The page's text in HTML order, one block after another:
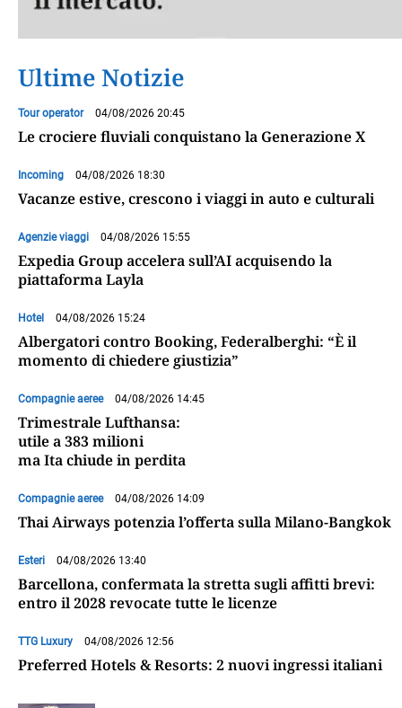
Ultime Notizie
Tour operator 04/08/2026 20:45
Le crociere fluviali conquistano la Generazione X
Incoming 04/08/2026 18:30
Vacanze estive, crescono i viaggi in auto e culturali
Agenzie viaggi 04/08/2026 15:55
Expedia Group accelera sull’AI acquisendo la
piattaforma Layla
Hotel 04/08/2026 15:24
Albergatori contro Booking, Federalberghi: “È il
momento di chiedere giustizia”
Compagnie aeree 04/08/2026 14:45
Trimestrale Lufthansa:
utile a 383 milioni
ma Ita chiude in perdita
Compagnie aeree 04/08/2026 14:09
Thai Airways potenzia l’offerta sulla Milano-Bangkok
Esteri 04/08/2026 13:40
Barcellona, confermata la stretta sugli affitti brevi:
entro il 2028 revocate tutte le licenze
TTG Luxury 04/08/2026 12:56
Preferred Hotels & Resorts: 2 nuovi ingressi italiani